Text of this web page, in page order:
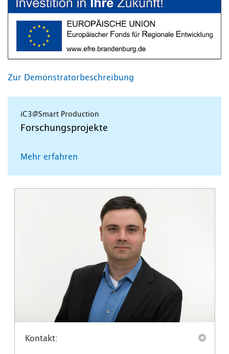
Zur Demonstratorbeschreibung
iC3@Smart Production
Forschungsprojekte
Mehr erfahren
Kontakt: